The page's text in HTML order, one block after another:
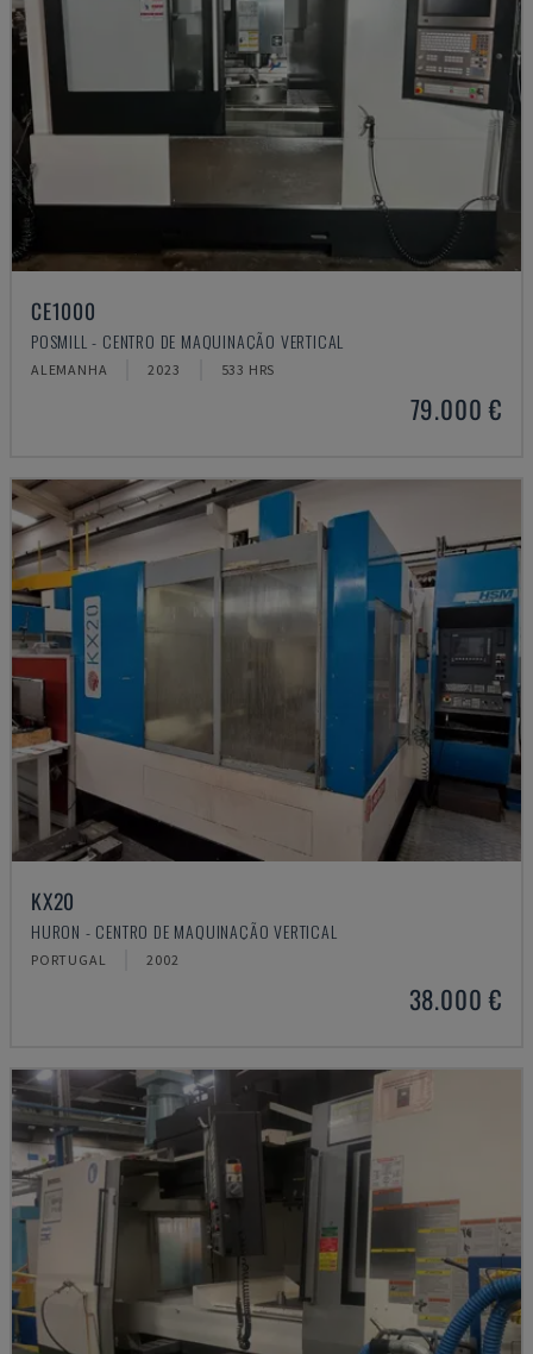
CE1000
POSMILL - CENTRO DE MAQUINAÇÃO VERTICAL
ALEMANHA 2023 533 HRS
79.000 €
KX20
HURON - CENTRO DE MAQUINAÇÃO VERTICAL
PORTUGAL 2002
38.000 €